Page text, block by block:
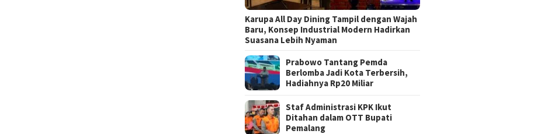
Karupa All Day Dining Tampil dengan Wajah
Baru, Konsep Industrial Modern Hadirkan
Suasana Lebih Nyaman
Prabowo Tantang Pemda
Berlomba Jadi Kota Terbersih,
Hadiahnya Rp20 Miliar
Staf Administrasi KPK Ikut
Ditahan dalam OTT Bupati
Pemalang